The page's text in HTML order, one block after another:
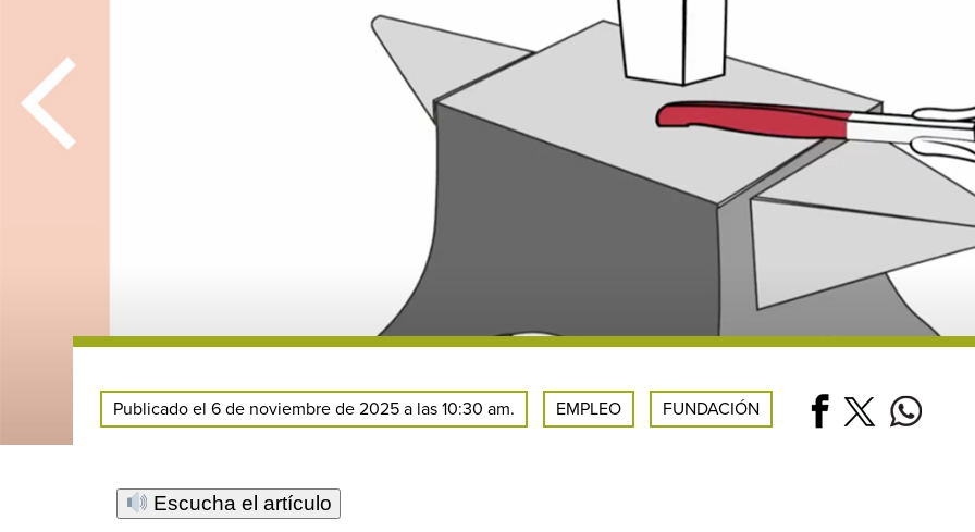
Publicado el 6 de noviembre de 2025 a las 10:30 am. EMPLEO FUNDACIÓN
Escucha el artículo